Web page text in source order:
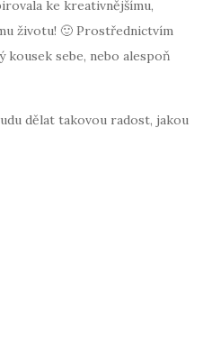
ke kreativnějšímu,
životu! 🙂 Prostřednictvím
kousek sebe, nebo alespoň
dělat takovou radost, jakou